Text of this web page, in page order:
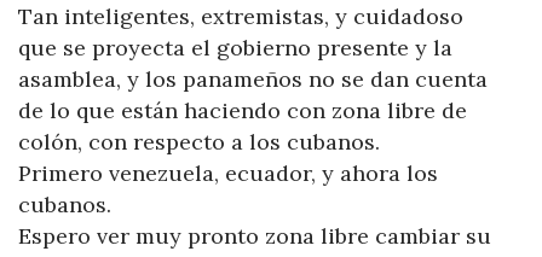
Tan inteligentes, extremistas, y cuidadoso
que se proyecta el gobierno presente y la
asamblea, y los panameños no se dan cuenta
de lo que están haciendo con zona libre de
colón, con respecto a los cubanos.
Primero venezuela, ecuador, y ahora los
cubanos.
Espero ver muy pronto zona libre cambiar su